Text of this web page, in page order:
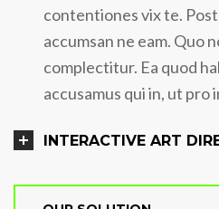
contentiones vix te.
accumsan ne eam. Quo
complectitur. Ea quod
accusamus qui in, ut pro
INTERACTIVE ART